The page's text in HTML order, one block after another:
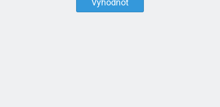
Vyhodnoť